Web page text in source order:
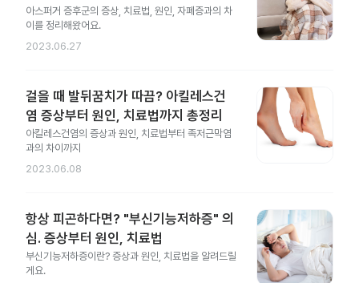
아스퍼거 증후군의 증상, 치료법, 원인, 자폐증과의 차
이를 정리해왔어요.
2023.06.27
걸을 때 발뒤꿈치가 따끔? 아킬레스건
염 증상부터 원인, 치료법까지 총정리
아킬레스건염의 증상과 원인, 치료법부터 족저근막염
과의 차이까지
2023.06.08
항상 피곤하다면? "부신기능저하증" 의
심. 증상부터 원인, 치료법
부신기능저하증이란? 증상과 원인, 치료법을 알려드릴
게요.